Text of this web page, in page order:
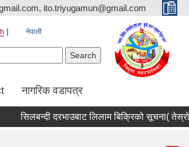
ito.triyugamun@gmail.com
नेपाली
नागरिक वडापत्र
सिलबन्दी दरभाउबाट लिलाम बिक्रिको सूचना( तेस्रो